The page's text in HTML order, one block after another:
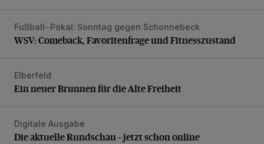
WSV: Comeback, Favoritenfrage und Fitnesszustand
Fußball-Pokal: Sonntag gegen Schonnebeck
WSV: Comeback, Favoritenfrage und Fitnesszustand
Ein neuer Brunnen für die Alte Freiheit
Elberfeld
Ein neuer Brunnen für die Alte Freiheit
Die aktuelle Rundschau – jetzt schon online
Digitale Ausgabe
Die aktuelle Rundschau – jetzt schon online